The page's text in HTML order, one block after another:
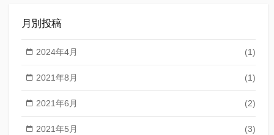
月別投稿
2024年4月 (1)
2021年8月 (1)
2021年6月 (2)
2021年5月 (3)